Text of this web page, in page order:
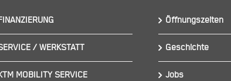
/ WERKSTATT
MOBILITY SERVICE
Öffnungszeiten
Geschichte
Jobs